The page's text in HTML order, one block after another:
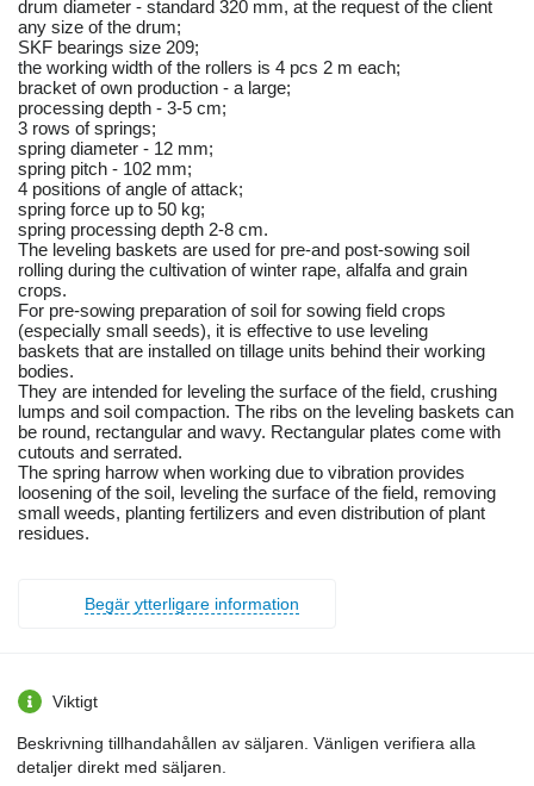
drum diameter - standard 320 mm, at the request of the client
any size of the drum;
SKF bearings size 209;
the working width of the rollers is 4 pcs 2 m each;
bracket of own production - a large;
processing depth - 3-5 cm;
3 rows of springs;
spring diameter - 12 mm;
spring pitch - 102 mm;
4 positions of angle of attack;
spring force up to 50 kg;
spring processing depth 2-8 cm.
The leveling baskets are used for pre-and post-sowing soil
rolling during the cultivation of winter rape, alfalfa and grain
crops.
For pre-sowing preparation of soil for sowing field crops
(especially small seeds), it is effective to use leveling
baskets that are installed on tillage units behind their working
bodies.
They are intended for leveling the surface of the field, crushing
lumps and soil compaction. The ribs on the leveling baskets can
be round, rectangular and wavy. Rectangular plates come with
cutouts and serrated.
The spring harrow when working due to vibration provides
loosening of the soil, leveling the surface of the field, removing
small weeds, planting fertilizers and even distribution of plant
residues.
Begär ytterligare information
Viktigt
Beskrivning tillhandahållen av säljaren. Vänligen verifiera alla
detaljer direkt med säljaren.